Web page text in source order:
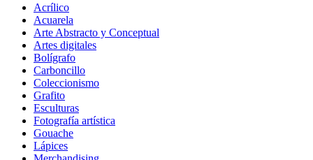
Acrílico
Acuarela
Arte Abstracto y Conceptual
Artes digitales
Bolígrafo
Carboncillo
Coleccionismo
Grafito
Esculturas
Fotografía artística
Gouache
Lápices